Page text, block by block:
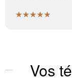
★★★★★
Vos